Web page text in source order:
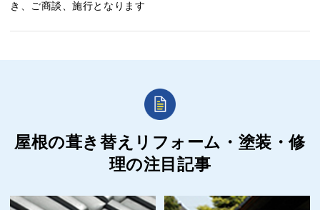
き、ご商談、施行となります
屋根の葺き替えリフォーム・塗装・修
理の注目記事